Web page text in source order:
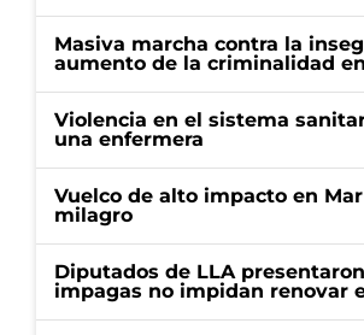
Masiva marcha contra la
aumento de la criminalidad
Violencia en el sistema
una enfermera
Vuelco de alto impacto en
milagro
Diputados de LLA
impagas no impidan renovar